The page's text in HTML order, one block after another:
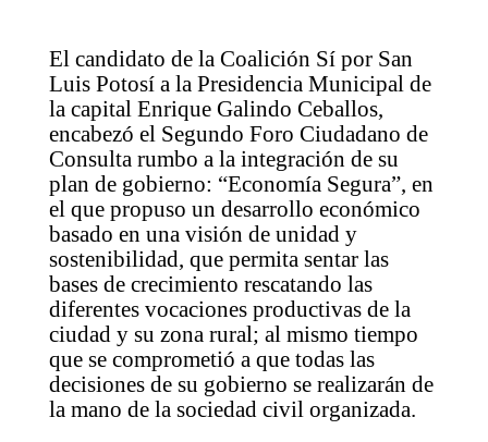
El candidato de la Coalición Sí por San
Luis Potosí a la Presidencia Municipal de
la capital Enrique Galindo Ceballos,
encabezó el Segundo Foro Ciudadano de
Consulta rumbo a la integración de su
plan de gobierno: “Economía Segura”, en
el que propuso un desarrollo económico
basado en una visión de unidad y
sostenibilidad, que permita sentar las
bases de crecimiento rescatando las
diferentes vocaciones productivas de la
ciudad y su zona rural; al mismo tiempo
que se comprometió a que todas las
decisiones de su gobierno se realizarán de
la mano de la sociedad civil organizada.